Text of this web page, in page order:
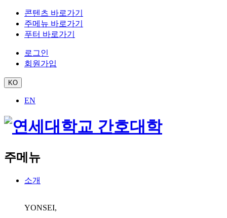
콘텐츠 바로가기
주메뉴 바로가기
푸터 바로가기
로그인
회원가입
KO
EN
주메뉴
소개
YONSEI,